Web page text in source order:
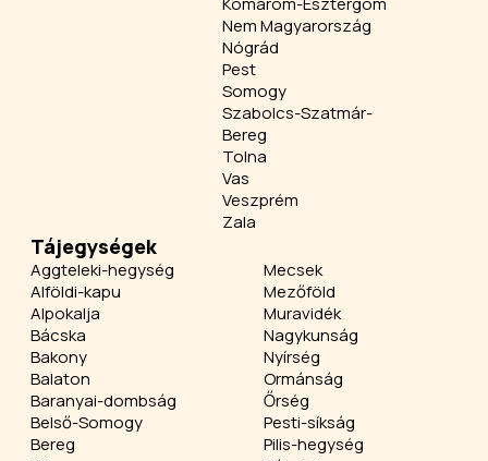
Nem Magyarország
Nógrád
Pest
Somogy
Szabolcs-Szatmár-
Bereg
Tolna
Vas
Veszprém
Zala
Tájegységek
Aggteleki-hegység
Alföldi-kapu
Alpokalja
Bácska
Bakony
Balaton
Baranyai-dombság
Belső-Somogy
Bereg
Mecsek
Mezőföld
Muravidék
Nagykunság
Nyírség
Ormánság
Őrség
Pesti-síkság
Pilis-hegység